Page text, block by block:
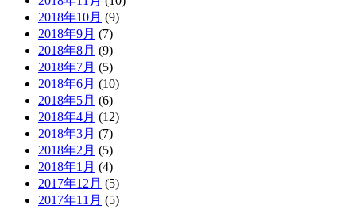
2018年10月 (9)
2018年9月 (7)
2018年8月 (9)
2018年7月 (5)
2018年6月 (10)
2018年5月 (6)
2018年4月 (12)
2018年3月 (7)
2018年2月 (5)
2018年1月 (4)
2017年12月 (5)
2017年11月 (5)